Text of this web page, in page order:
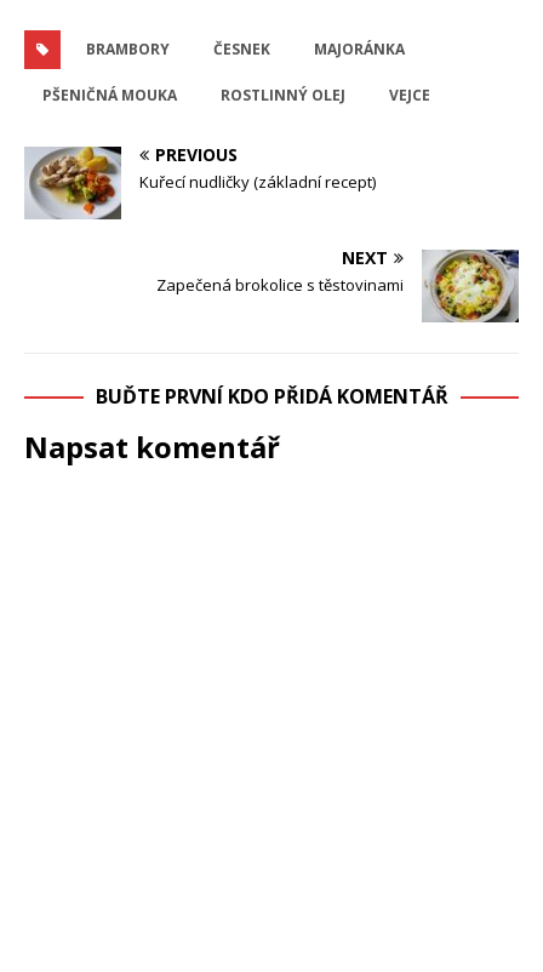
BRAMBORY ČESNEK MAJORÁNKA
PŠENIČNÁ MOUKA ROSTLINNÝ OLEJ VEJCE
PREVIOUS
Kuřecí nudličky (základní recept)
NEXT
Zapečená brokolice s těstovinami
BUĎTE PRVNÍ KDO PŘIDÁ KOMENTÁŘ
Napsat komentář